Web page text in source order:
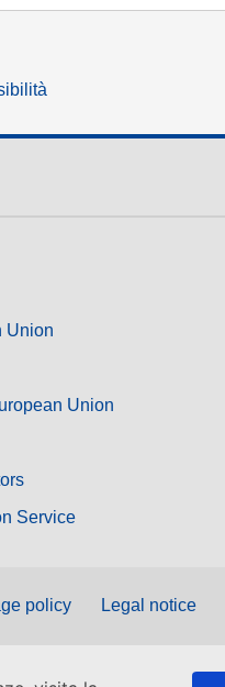
Union
Union
Service
policy Legal notice